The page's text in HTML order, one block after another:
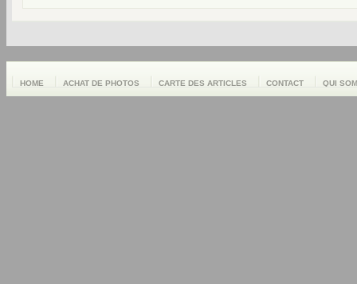
HOME ACHAT DE PHOTOS CARTE DES ARTICLES CONTACT QUI